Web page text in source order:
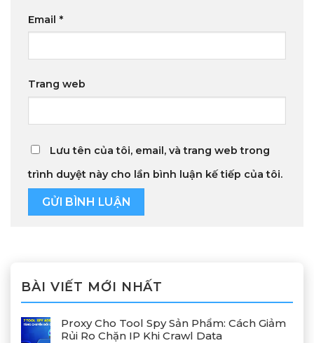
Email *
Trang web
Lưu tên của tôi, email, và trang web trong
trình duyệt này cho lần bình luận kế tiếp của tôi.
BÀI VIẾT MỚI NHẤT
Proxy Cho Tool Spy Sản Phẩm: Cách Giảm
Rủi Ro Chặn IP Khi Crawl Data